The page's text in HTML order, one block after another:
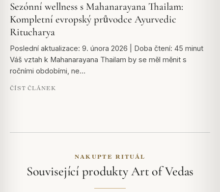
Sezónní wellness s Mahanarayana Thailam:
Kompletní evropský průvodce Ayurvedic
Ritucharya
Poslední aktualizace: 9. února 2026 | Doba čtení: 45 minut
Váš vztah k Mahanarayana Thailam by se měl měnit s
ročními obdobími, ne…
ČÍST ČLÁNEK
NAKUPTE RITUÁL
Související produkty Art of Vedas